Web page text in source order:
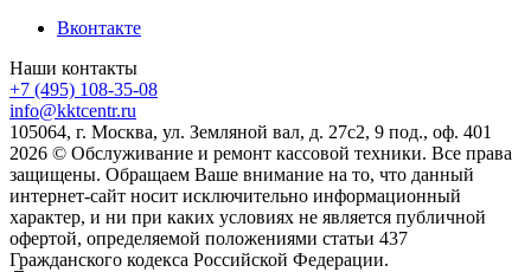
Вконтакте
Наши контакты
+7 (495) 108-35-08
info@kktcentr.ru
105064, г. Москва, ул. Земляной вал, д. 27с2, 9 под., оф. 401
2026 © Обслуживание и ремонт кассовой техники. Все права
защищены. Обращаем Ваше внимание на то, что данный
интернет-сайт носит исключительно информационный
характер, и ни при каких условиях не является публичной
офертой, определяемой положениями статьи 437
Гражданского кодекса Российской Федерации.